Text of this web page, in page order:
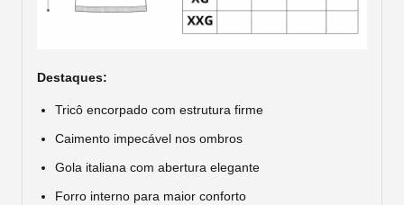
Destaques:
Tricô encorpado com estrutura firme
Caimento impecável nos ombros
Gola italiana com abertura elegante
Forro interno para maior conforto